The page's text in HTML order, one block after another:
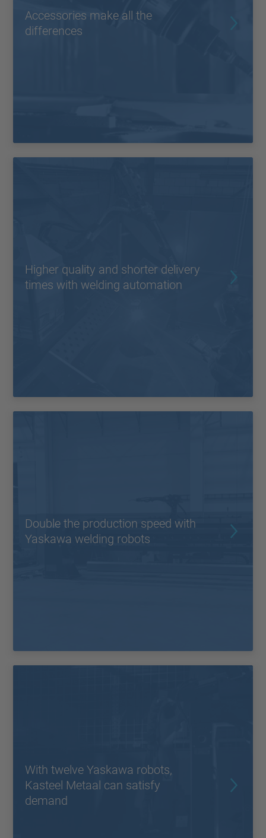
Accessories make all the
differences
Higher quality and shorter delivery
times with welding automation
Double the production speed with
Yaskawa welding robots
With twelve Yaskawa robots,
Kasteel Metaal can satisfy
demand